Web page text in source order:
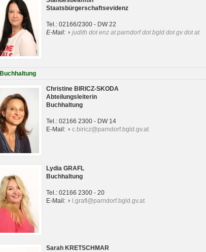
Staatsbürgerschaftsevidenz
Tel.: 02166/2300 - DW 22
E-Mail:
judith dot enz at parndorf dot bgld dot gv dot at
Buchhaltung
Christine BIRICZ-SKODA
Abteilungsleiterin
Buchhaltung
Tel.: 02166 2300 - DW 14
E-Mail:
c.biricz@parndorf.bgld.gv.at
Lydia GRAFL
Buchhaltung
Tel.: 02166 2300 - 20
E-Mail:
l.grafl@parndorf.bgld.gv.at
Sarah KRETSCHMAR